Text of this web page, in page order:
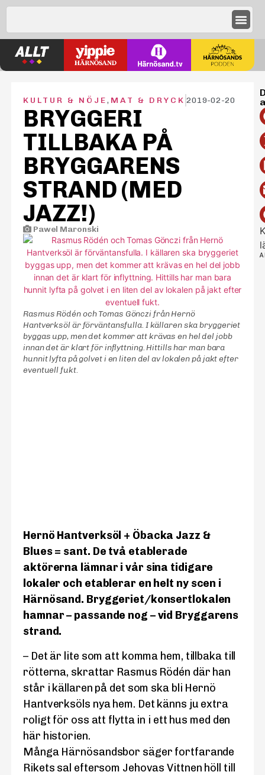
KULTUR & NÖJE, MAT & DRYCK 2019-02-20
BRYGGERI
TILLBAKA PÅ
BRYGGARENS
STRAND (MED
JAZZ!)
Pawel Maronski
Rasmus Rödén och Tomas Gönczi från Hernö
Hantverksöl är förväntansfulla. I källaren ska bryggeriet
byggas upp, men det kommer att krävas en hel del jobb
innan det är klart för inflyttning. Hittills har man bara
hunnit lyfta på golvet i en liten del av lokalen på jakt efter
eventuell fukt.
Hernö Hantverksöl + Öbacka Jazz &
Blues = sant. De två etablerade
aktörerna lämnar i vår sina tidigare
lokaler och etablerar en helt ny scen i
Härnösand. Bryggeriet/konsertlokalen
hamnar – passande nog – vid Bryggarens
strand.
– Det är lite som att komma hem, tillbaka till
rötterna, skrattar Rasmus Rödén där han
står i källaren på det som ska bli Hernö
Hantverksöls nya hem. Det känns ju extra
roligt för oss att flytta in i ett hus med den
här historien.
Många Härnösandsbor säger fortfarande
Rikets sal eftersom Jehovas Vittnen höll till